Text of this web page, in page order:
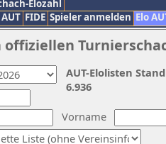
Elozahl
FIDE Spieler anmelden Elo
Vorname
AUT-Elolisten
6.936